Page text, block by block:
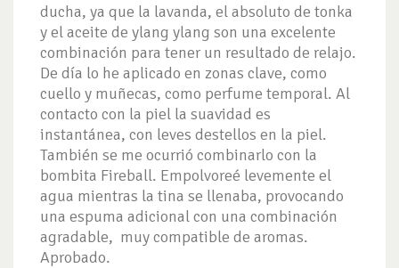
ducha, ya que la lavanda, el absoluto de tonka
y el aceite de ylang ylang son una excelente
combinación para tener un resultado de relajo.
De día lo he aplicado en zonas clave, como
cuello y muñecas, como perfume temporal. Al
contacto con la piel la suavidad es
instantánea, con leves destellos en la piel.
También se me ocurrió combinarlo con la
bombita Fireball. Empolvoreé levemente el
agua mientras la tina se llenaba, provocando
una espuma adicional con una combinación
agradable, muy compatible de aromas.
Aprobado.